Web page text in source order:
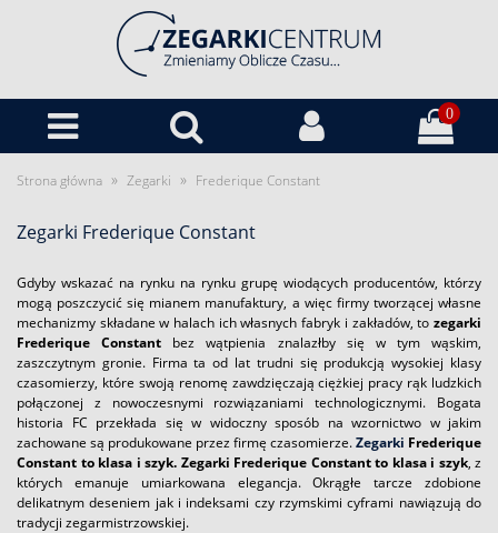
0
Strona główna » Zegarki » Frederique Constant
Zegarki Frederique Constant
Gdyby wskazać na rynku na rynku grupę wiodących producentów, którzy
mogą poszczycić się mianem manufaktury, a więc firmy tworzącej własne
mechanizmy składane w halach ich własnych fabryk i zakładów, to zegarki
Frederique Constant bez wątpienia znalazłby się w tym wąskim,
zaszczytnym gronie. Firma ta od lat trudni się produkcją wysokiej klasy
czasomierzy, które swoją renomę zawdzięczają ciężkiej pracy rąk ludzkich
połączonej z nowoczesnymi rozwiązaniami technologicznymi. Bogata
historia FC przekłada się w widoczny sposób na wzornictwo w jakim
zachowane są produkowane przez firmę czasomierze.Zegarki Frederique
Constant to klasa i szyk. Zegarki Frederique Constant to klasa i szyk, z
których emanuje umiarkowana elegancja. Okrągłe tarcze zdobione
delikatnym deseniem jak i indeksami czy rzymskimi cyframi nawiązują do
tradycji zegarmistrzowskiej.